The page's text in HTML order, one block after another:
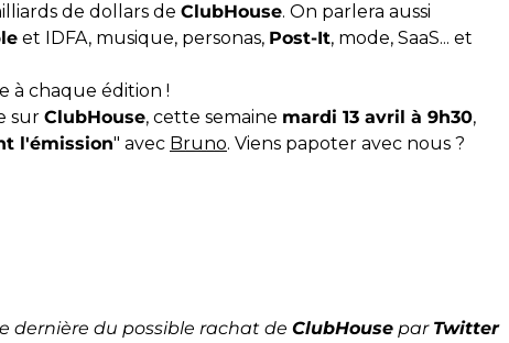
de dollars de ClubHouse. On parlera aussi
et IDFA, musique, personas, Post-It, mode, SaaS... et
à chaque édition !
sur ClubHouse, cette semaine mardi 13 avril à 9h30,
l'émission" avec Bruno. Viens papoter avec nous ?
dernière du possible rachat de ClubHouse par Twitter